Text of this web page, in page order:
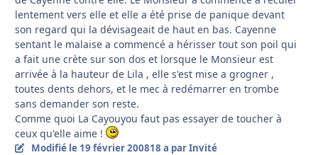
lentement vers elle et elle a été prise de panique devant
son regard qui la dévisageait de haut en bas. Cayenne
sentant le malaise a commencé a hérisser tout son poil qui
a fait une crète sur son dos et lorsque le Monsieur est
arrivée à la hauteur de Lila , elle s'est mise a grogner ,
toutes dents dehors, et le mec à redémarrer en trombe
sans demander son reste.
Comme quoi La Cayouyou faut pas essayer de toucher à
ceux qu'elle aime !
Modifié le 19 février 200818 a par Invité